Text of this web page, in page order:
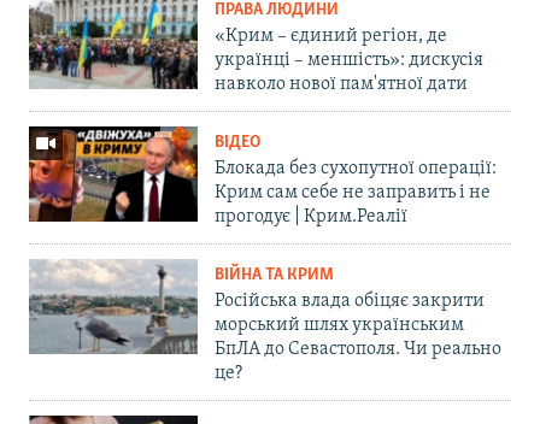
ПРАВА ЛЮДИНИ
«Крим – єдиний регіон, де
українці – меншість»: дискусія
навколо нової пам'ятної дати
ВІДЕО
Блокада без сухопутної операції:
Крим сам себе не заправить і не
прогодує | Крим.Реалії
ВІЙНА ТА КРИМ
Російська влада обіцяє закрити
морський шлях українським
БпЛА до Севастополя. Чи реально
це?